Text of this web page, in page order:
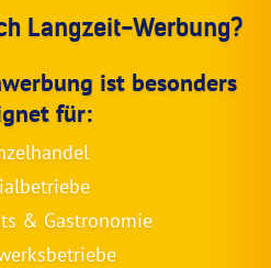
Langzeit-Werbung?
ist besonders
für:
& Gastronomie